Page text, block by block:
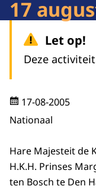
17
Let op!
Deze
17-08-2005
Nationaal
Hare Majesteit de
H.K.H. Prinses
ten Bosch te Den